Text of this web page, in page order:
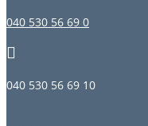
040 530 56 69 0

040 530 56 69 10